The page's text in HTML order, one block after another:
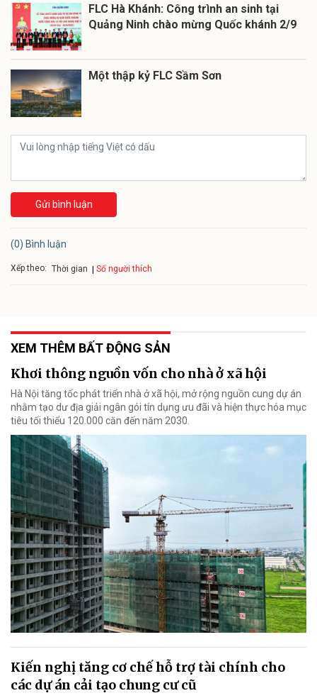
FLC Hà Khánh: Công trình an sinh tại
Quảng Ninh chào mừng Quốc khánh 2/9
Một thập kỷ FLC Sầm Sơn
Gửi bình luận
(0) Bình luận
Xếp theo: Thời gian Số người thích
XEM THÊM BẤT ĐỘNG SẢN
Khơi thông nguồn vốn cho nhà ở xã hội
Hà Nội tăng tốc phát triển nhà ở xã hội, mở rộng nguồn cung dự án
nhằm tạo dư địa giải ngân gói tín dụng ưu đãi và hiện thực hóa mục
tiêu tối thiểu 120.000 căn đến năm 2030.
Kiến nghị tăng cơ chế hỗ trợ tài chính cho
các dự án cải tạo chung cư cũ